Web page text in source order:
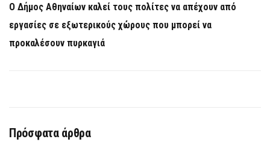
Ο Δήμος Αθηναίων καλεί τους πολίτες να απέχουν από
εργασίες σε εξωτερικούς χώρους που μπορεί να
προκαλέσουν πυρκαγιά
Πρόσφατα άρθρα